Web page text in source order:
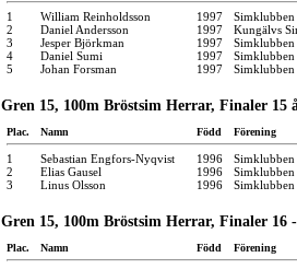
1 William Reinholdsson 1997
2
Daniel Andersson 1997
Kungälvs
3
Jesper Björkman 1997
Simklubben
4
Daniel Sumi 1997
5
Johan Forsman 1997
Gren 15, 100m Bröstsim Herrar, Finaler 15
Plac. Namn Född Förening
1 Sebastian Engfors-Nyqvist 1996
2
Elias Gausel 1996
Simklubben
3
Linus Olsson 1996
Gren 15, 100m Bröstsim Herrar, Finaler 16
Plac. Namn Född Förening